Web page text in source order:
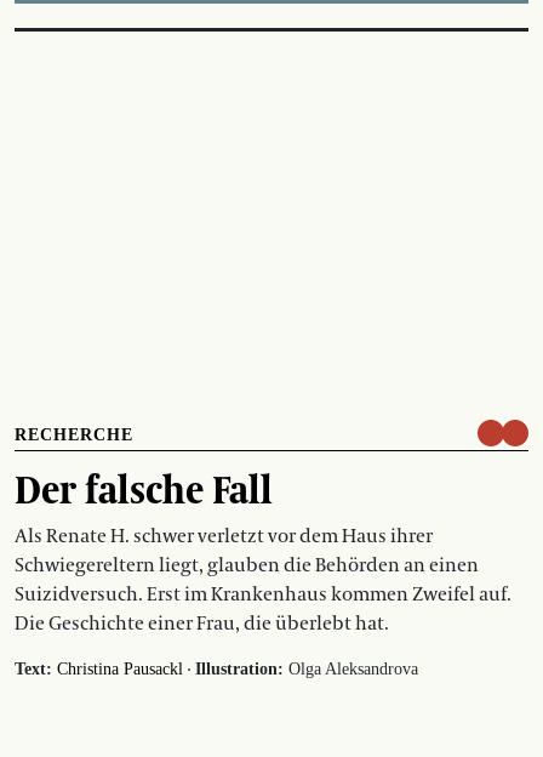
RECHERCHE
Der falsche Fall
Als Renate H. schwer verletzt vor dem Haus ihrer
Schwiegereltern liegt, glauben die Behörden an einen
Suizidversuch. Erst im Krankenhaus kommen Zweifel auf.
Die Geschichte einer Frau, die überlebt hat.
Text: Christina Pausackl · Illustration: Olga Aleksandrova